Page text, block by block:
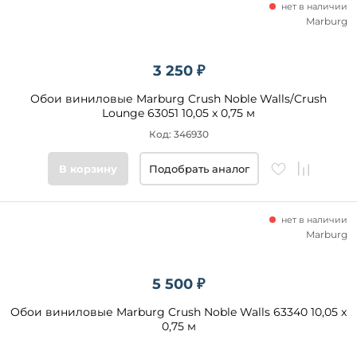
3 250 ₽
Обои виниловые Marburg Crush Noble Walls/Crush
Lounge 63051 10,05 x 0,75 м
нет в наличии
Код: 346930
Marburg
В корзину Подобрать аналог
5 500 ₽
Обои виниловые Marburg Crush Noble Walls 63340 10,05 x
0,75 м
нет в наличии
Marburg